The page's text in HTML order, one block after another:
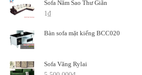
Sofa Năm Sao Thư Giãn
1₫
Bàn sofa mặt kiếng BCC020
Sofa Văng Rylai